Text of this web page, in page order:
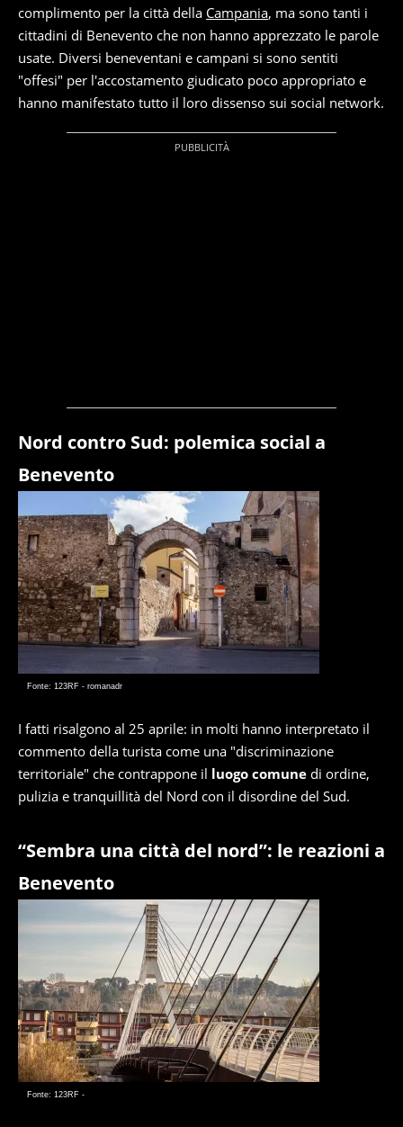
complimento per la città della Campania, ma sono tanti i
cittadini di Benevento che non hanno apprezzato le parole
usate. Diversi beneventani e campani si sono sentiti
"offesi" per l'accostamento giudicato poco appropriato e
hanno manifestato tutto il loro dissenso sui social network.
Nord contro Sud: polemica social a
Benevento
Fonte: 123RF - romanadr
I fatti risalgono al 25 aprile: in molti hanno interpretato il
commento della turista come una "discriminazione
territoriale" che contrappone il luogo comune di ordine,
pulizia e tranquillità del Nord con il disordine del Sud.
“Sembra una città del nord”: le reazioni a
Benevento
Fonte: 123RF -